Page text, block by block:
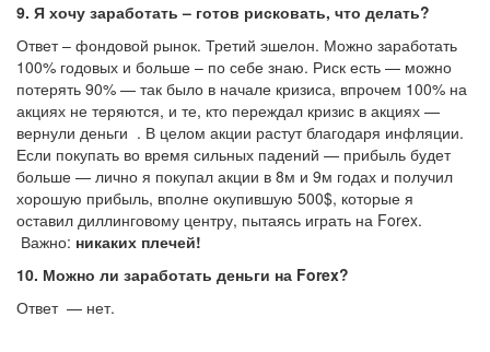
9. Я хочу заработать – готов рисковать, что делать?
Ответ – фондовой рынок. Третий эшелон. Можно заработать
100% годовых и больше – по себе знаю. Риск есть — можно
потерять 90% — так было в начале кризиса, впрочем 100% на
акциях не теряются, и те, кто переждал кризис в акциях —
вернули деньги . В целом акции растут благодаря инфляции.
Если покупать во время сильных падений — прибыль будет
больше — лично я покупал акции в 8м и 9м годах и получил
хорошую прибыль, вполне окупившую 500$, которые я
оставил диллинговому центру, пытаясь играть на Forex.
Важно: никаких плечей!
10. Можно ли заработать деньги на Forex?
Ответ — нет.